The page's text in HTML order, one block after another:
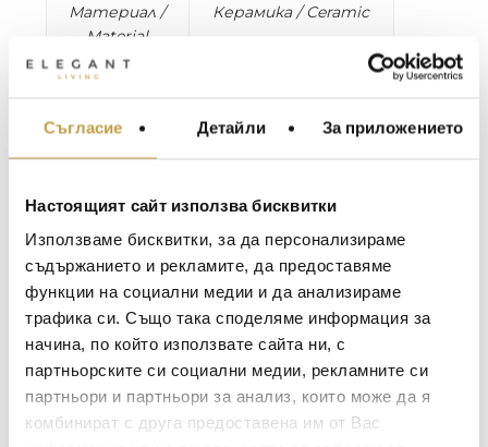
Съгласие Детайли За приложението
Настоящият сайт използва бисквитки
Използваме бисквитки, за да персонализираме
съдържанието и рекламите, да предоставяме
функции на социални медии и да анализираме
трафика си. Също така споделяме информация за
начина, по който използвате сайта ни, с
партньорските си социални медии, рекламните си
партньори и партньори за анализ, които може да я
комбинират с друга предоставена им от Вас
Материал /
Material
Керамика / Ceramic
Цвят / Colour
Размери /
Dimension
H25, D11 cm
Тегло / Weight 0.42 kg
SEVEN е колекция от седем вази, които
представят седемте смъртни гряха.
Луксозна колекция с уникални детайли,
изключителен акцент във всеки декор.
Влюбете се и нека греховете ви понесат!
Дизайн на Byfly.
SEVEN is a collection of seven vases
МЕБЕЛИ ЗА ДОМА И
ЗА МАСАТА
ТЕКСТИЛ ЗА ДОМА
АРОМАТИ ЗА ДОМА
ИЗКУСТВО И КНИГИ
ВИСОК КЛАС
BACCARAT
TOM DIXON
MICHAEL ARAM
ASSOULINE
SELETTI